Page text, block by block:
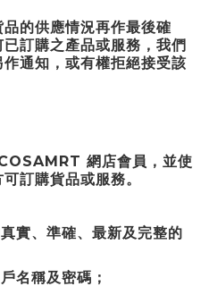
的供應情況再作最後確
訂購之產品或服務，我們
通知，或有權拒絕接受該
網店會員，並使
訂購貨品或服務。
實、準確、最新及完整的
名稱及密碼；